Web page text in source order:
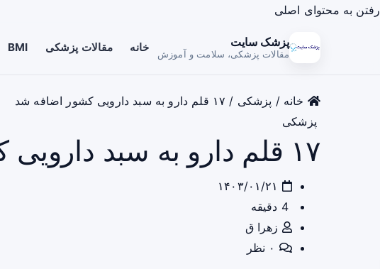
رفتن به محتوای اصلی
پزشک سایت
مقالات پزشکی، سلامت و آموزش خانه مقالات پزشکی BMI
خانه / پزشکی / ۱۷ قلم دارو به سبد دارویی کشور اضافه شد
پزشکی
۱۷ قلم دارو به سبد دارویی کشور اضافه شد
4 دقیقه
زهرا ق